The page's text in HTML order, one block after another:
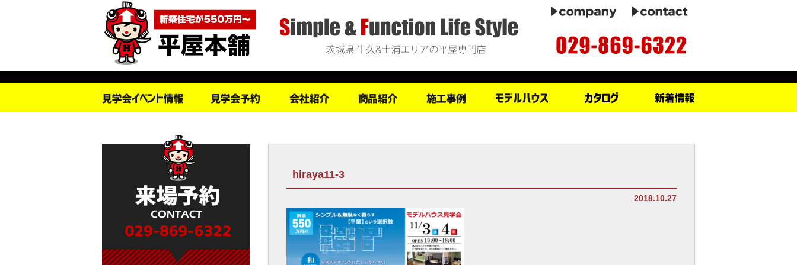
hiraya11-3
2018.10.27